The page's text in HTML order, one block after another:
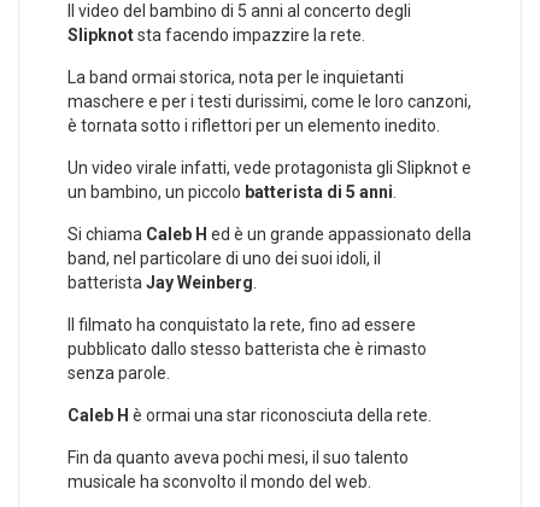
Il video del bambino di 5 anni al concerto degli
Slipknotsta facendo impazzire la rete.
La band ormai storica, nota per le inquietanti
maschere e per i testi durissimi, come le loro canzoni,
è tornata sotto i riflettori per un elemento inedito.
Un video virale infatti, vede protagonista gli Slipknot e
un bambino, un piccolo batterista di 5 anni
Si chiama Caleb H ed è un grande appassionato della
band, nel particolare di uno dei suoi idoli, il
batterista Jay Weinberg
Il filmato ha conquistato la rete, fino ad essere
pubblicato dallo stesso batterista che è rimasto
senza parole.
Caleb H è ormai una star riconosciuta della rete.
Fin da quanto aveva pochi mesi, il suo talento
musicale ha sconvolto il mondo del web.